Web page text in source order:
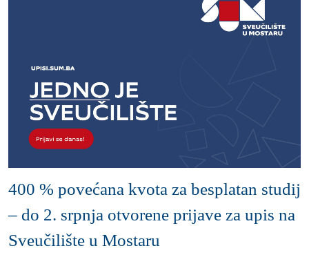
400 % povećana kvota za besplatan studij
– do 2. srpnja otvorene prijave za upis na
Sveučilište u Mostaru